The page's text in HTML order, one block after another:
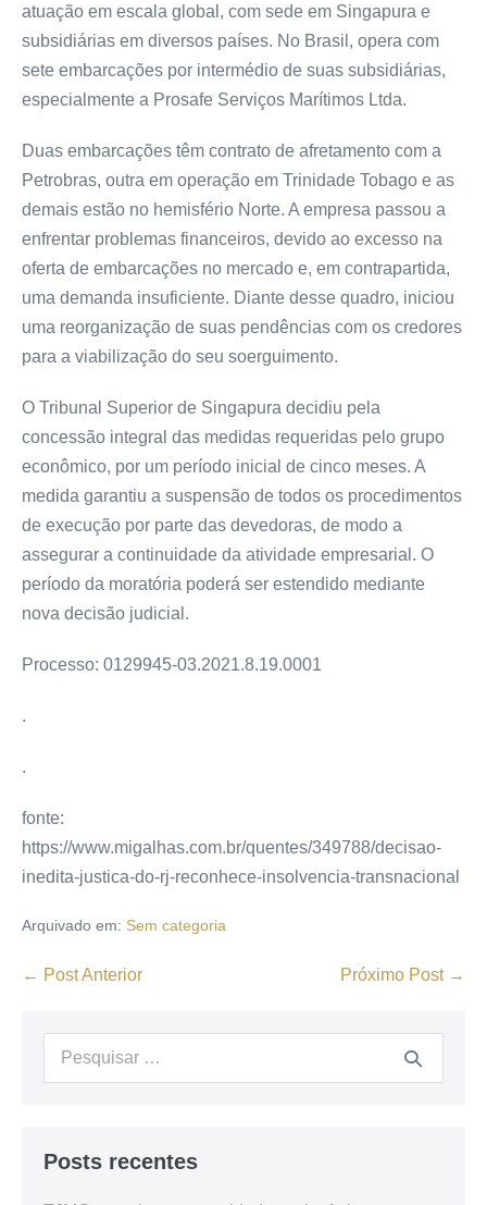
atuação em escala global, com sede em Singapura e
subsidiárias em diversos países. No Brasil, opera com
sete embarcações por intermédio de suas subsidiárias,
especialmente a Prosafe Serviços Marítimos Ltda.
Duas embarcações têm contrato de afretamento com a
Petrobras, outra em operação em Trinidade Tobago e as
demais estão no hemisfério Norte. A empresa passou a
enfrentar problemas financeiros, devido ao excesso na
oferta de embarcações no mercado e, em contrapartida,
uma demanda insuficiente. Diante desse quadro, iniciou
uma reorganização de suas pendências com os credores
para a viabilização do seu soerguimento.
O Tribunal Superior de Singapura decidiu pela
concessão integral das medidas requeridas pelo grupo
econômico, por um período inicial de cinco meses. A
medida garantiu a suspensão de todos os procedimentos
de execução por parte das devedoras, de modo a
assegurar a continuidade da atividade empresarial. O
período da moratória poderá ser estendido mediante
nova decisão judicial.
Processo: 0129945-03.2021.8.19.0001
.
.
fonte:
https://www.migalhas.com.br/quentes/349788/decisao-
inedita-justica-do-rj-reconhece-insolvencia-transnacional
Arquivado em: Sem categoria
← Post Anterior Próximo Post →
Posts recentes